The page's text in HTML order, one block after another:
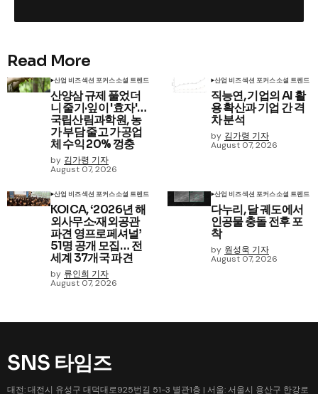
Read More
산업 비즈섹션 포커스소셜 트렌드
산양삼 규제 풀었더
니 줄기·잎이 '효자'…
국립산림과학원, 농
가 부담 줄고 가공업
체 수익 20% 껑충
by 김가령 기자
August 07, 2026
산업 비즈섹션 포커스소셜 트렌드
직능연, 기업의 AI 활
용 확산과 기업 간 격
차 분석
by 김가령 기자
August 07, 2026
산업 비즈섹션 포커스소셜 트렌드
KOICA, ‘2026년 해
외사무소·재외공관
파견 영프로페셔널’
51명 공개 모집… 전
세계 37개국 파견
by 류인희 기자
August 07, 2026
산업 비즈섹션 포커스소셜 트렌드
다누리, 달 궤도에서
인공물 충돌 전후 포
착
by 원성욱 기자
August 07, 2026
SNS 타임즈
대전: 대전시 유성구 대덕대로925번길 51-3 별관1층 | 서울: 서울시 용산구 한강로